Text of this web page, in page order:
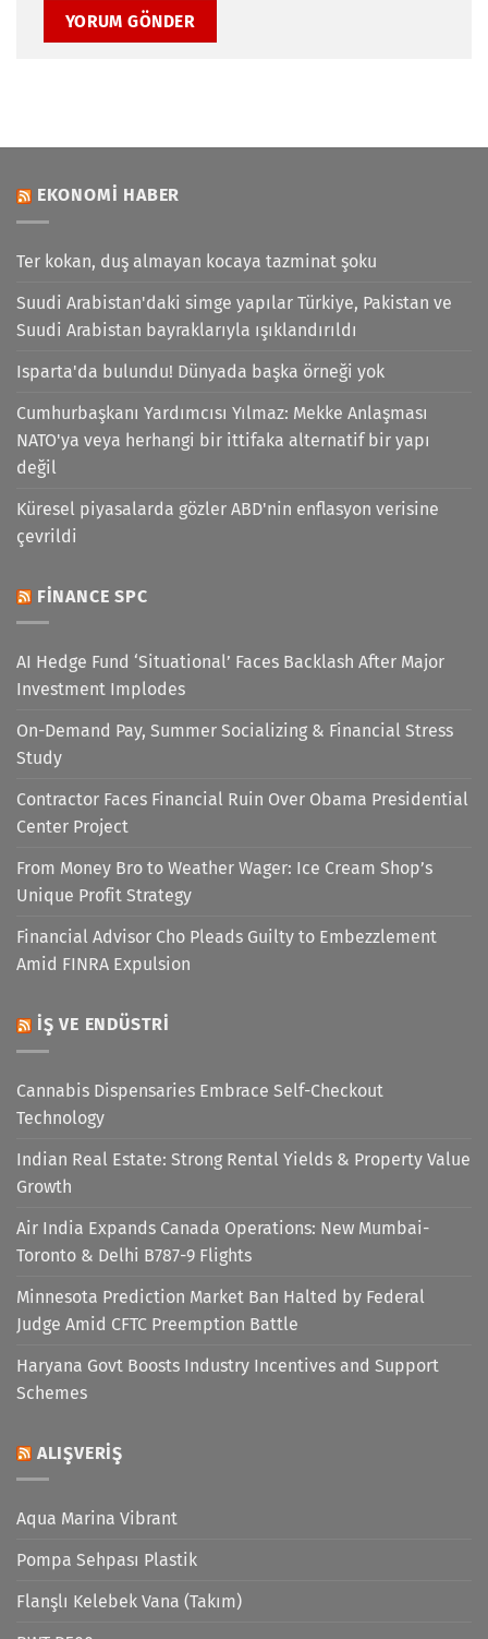
EKONOMI HABER
Ter kokan, duş almayan kocaya tazminat şoku
Suudi Arabistan'daki simge yapılar Türkiye, Pakistan ve
Suudi Arabistan bayraklarıyla ışıklandırıldı
Isparta'da bulundu! Dünyada başka örneği yok
Cumhurbaşkanı Yardımcısı Yılmaz: Mekke Anlaşması
NATO'ya veya herhangi bir ittifaka alternatif bir yapı
değil
Küresel piyasalarda gözler ABD'nin enflasyon verisine
çevrildi
FINANCE SPC
AI Hedge Fund ‘Situational’ Faces Backlash After Major
Investment Implodes
On-Demand Pay, Summer Socializing & Financial Stress
Study
Contractor Faces Financial Ruin Over Obama Presidential
Center Project
From Money Bro to Weather Wager: Ice Cream Shop’s
Unique Profit Strategy
Financial Advisor Cho Pleads Guilty to Embezzlement
Amid FINRA Expulsion
İŞ VE ENDÜSTRI
Cannabis Dispensaries Embrace Self-Checkout
Technology
Indian Real Estate: Strong Rental Yields & Property Value
Growth
Air India Expands Canada Operations: New Mumbai-
Toronto & Delhi B787-9 Flights
Minnesota Prediction Market Ban Halted by Federal
Judge Amid CFTC Preemption Battle
Haryana Govt Boosts Industry Incentives and Support
Schemes
ALIŞVERIŞ
Aqua Marina Vibrant
Pompa Sehpası Plastik
Flanşlı Kelebek Vana (Takım)